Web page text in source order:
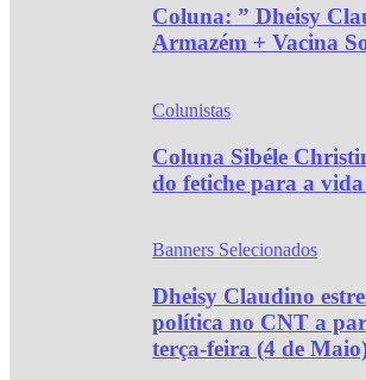
Coluna: ” Dheisy
Armazém + Vacina
Colunistas
Coluna Sibéle
do fetiche para a vida
Banners Selecionados
Dheisy Claudino
política no CNT a
terça-feira (4 de